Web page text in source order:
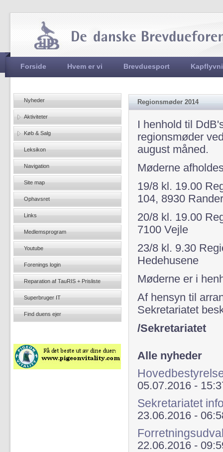
Hovedmenu
Forside Hvem er vi Brevduesport
Regionsmøder 2014
I henhold til
regionsmøder
august måned.
Møderne
19/8 kl. 19.00
104, 8930
20/8 kl. 19.00
7100 Vejle
23/8 kl. 9.30
Hedehusene
Møderne er i
Af hensyn til
Sekretariatet
/Sekretariatet
Alle nyheder
05.07.2016 -
Sekretariatet
23.06.2016 -
22.06.2016 -
Nyheder
Aktiviteter
Køb & Salg
Leksikon
Navigation
Site map
Ophavsret
Links
Medlemsprogram
Youtube
Forenings login
Reparation af TauRIS + Prisliste
Superbruger IT
Find duens ejer